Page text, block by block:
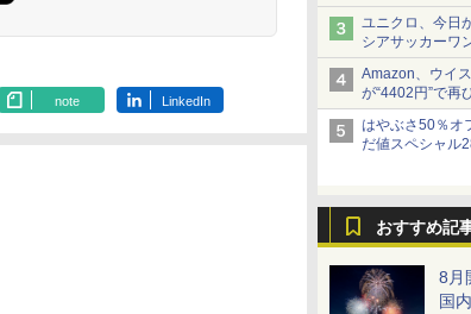
で順次無料配信
ユニクロ、今日
シアサッカーワ
ショーツは1990
Amazon、ウイ
が“4402円”で再
はやぶさ50％オ
だ値スペシャル
おすすめ記
8月
国
note LinkedIn